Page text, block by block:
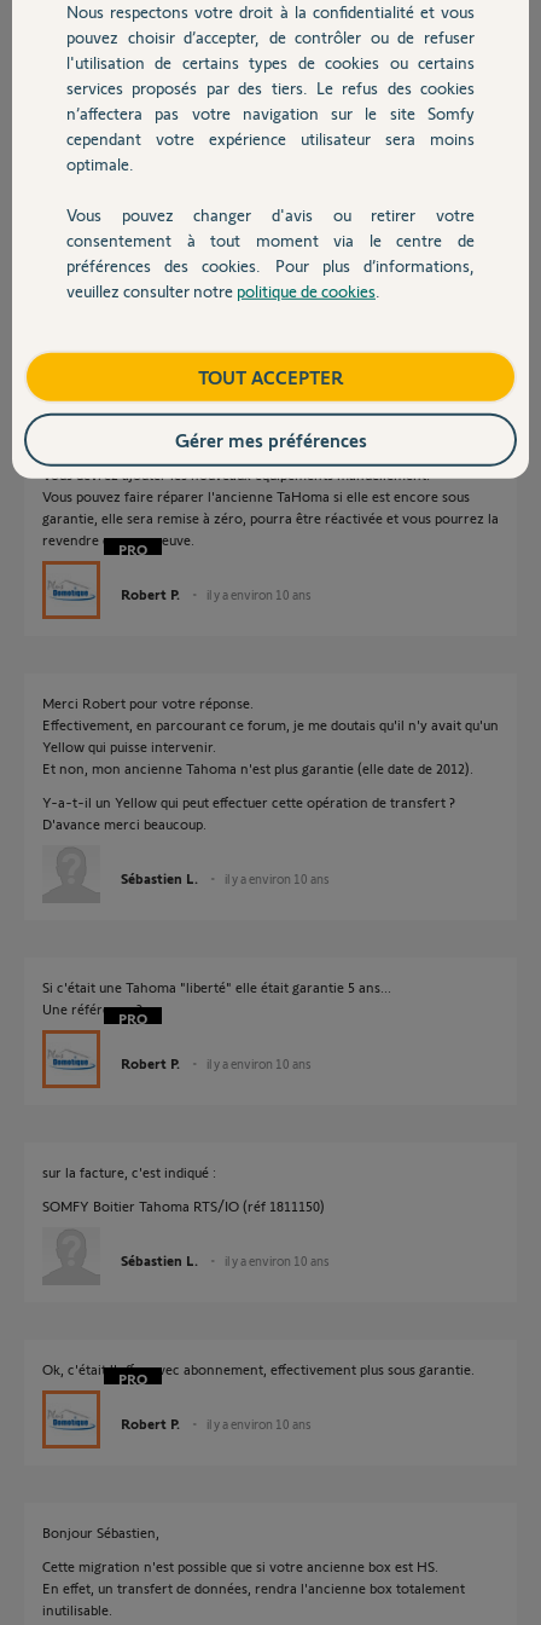
Chauffage
Autres produits
Devis avec un pro
Contact
paramètres actuels ?
Qu'en est-il de la connectivité avec les autres accessoires vendus
avec ce pack ?
D'avance merci pour votre réponse.
Sébastien Lemaire
Participer au fil de discussion
Bonjour,
Seul un Yellow peut transférer les paramètres et équipements de
l'ancienne TaHoma vers la nouvelle.
Vous devrez ajouter les nouveaux équipements manuellement.
Vous pouvez faire réparer l'ancienne TaHoma si elle est encore sous
garantie, elle sera remise à zéro, pourra être réactivée et vous pourrez la
revendre comme neuve.
Robert P. il y a environ 10 ans
Merci Robert pour votre réponse.
Effectivement, en parcourant ce forum, je me doutais qu'il n'y avait qu'un
Yellow qui puisse intervenir.
Et non, mon ancienne Tahoma n'est plus garantie (elle date de 2012).
Y-a-t-il un Yellow qui peut effectuer cette opération de transfert ?
D'avance merci beaucoup.
Sébastien L. il y a environ 10 ans
Si c'était une Tahoma "liberté" elle était garantie 5 ans...
Une référence ?
Robert P. il y a environ 10 ans
sur la facture, c'est indiqué :
SOMFY Boitier Tahoma RTS/IO (réf 1811150)
Sébastien L. il y a environ 10 ans
Ok, c'était l'offre avec abonnement, effectivement plus sous garantie.
Robert P. il y a environ 10 ans
Bonjour Sébastien,
Cette migration n'est possible que si votre ancienne box est HS.
En effet, un transfert de données, rendra l'ancienne box totalement
inutilisable.
Nous respectons votre droit à la confidentialité et vous
pouvez choisir d’accepter, de contrôler ou de refuser
l'utilisation de certains types de cookies ou certains
services proposés par des tiers. Le refus des cookies
n’affectera pas votre navigation sur le site Somfy
cependant votre expérience utilisateur sera moins
optimale.
Vous pouvez changer d'avis ou retirer votre
consentement à tout moment via le centre de
préférences des cookies. Pour plus d’informations,
veuillez consulter notre politique de cookies
TOUT ACCEPTER
Gérer mes préférences